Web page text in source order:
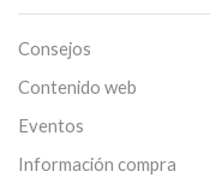
Consejos
Contenido web
Eventos
Información compra